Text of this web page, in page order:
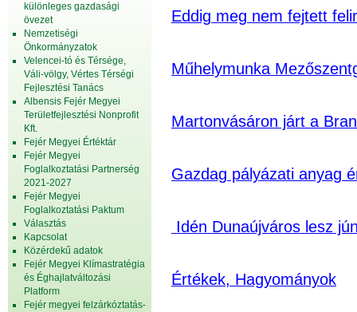
különleges gazdasági
övezet
Nemzetiségi
Önkormányzatok
Velencei-tó és Térsége,
Váli-völgy, Vértes Térségi
Fejlesztési Tanács
Albensis Fejér Megyei
Területfejlesztési Nonprofit
Kft.
Fejér Megyei Értéktár
Fejér Megyei
Foglalkoztatási Partnerség
2021-2027
Fejér Megyei
Foglalkoztatási Paktum
Választás
Kapcsolat
Közérdekű adatok
Fejér Megyei Klímastratégia
és Éghajlatváltozási
Platform
Fejér megyei felzárkóztatás-
Eddig meg nem fejtett
Műhelymunka
Martonvásáron járt a
Gazdag pályázati anyag
Idén Dunaújváros lesz
Értékek, Hagyományok